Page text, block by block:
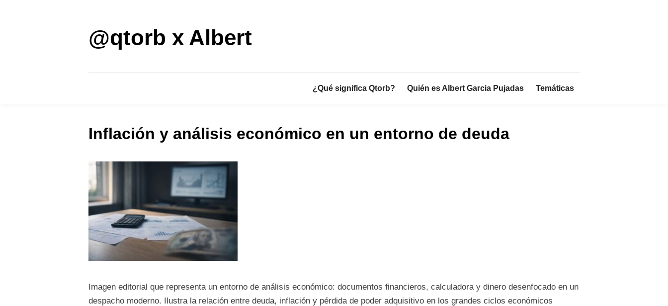
@qtorb x Albert
¿Qué significa Qtorb? Quién es Albert Garcia Pujadas Temáticas
Inflación y análisis económico en un entorno de deuda
Imagen editorial que representa un entorno de análisis económico: documentos financieros, calculadora y dinero desenfocado en un
despacho moderno. Ilustra la relación entre deuda, inflación y pérdida de poder adquisitivo en los grandes ciclos económicos